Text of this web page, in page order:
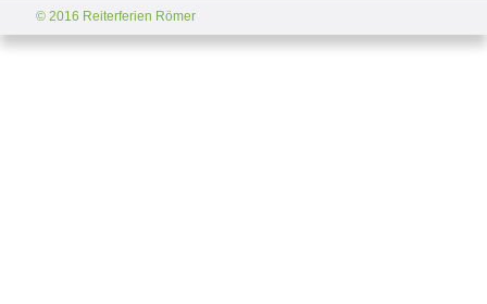
© 2016 Reiterferien Römer